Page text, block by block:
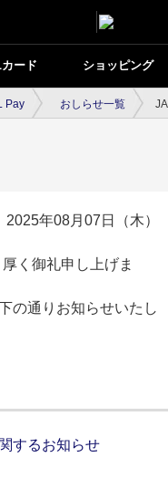
ード ショッピング
Pay おしらせ一覧
2025年08月07日（木）
く御礼申し上げま
の通りお知らせいたし
するお知らせ